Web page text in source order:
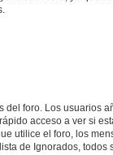
foro. Los usuarios
acceso a ver si
utilice el foro, los
de Ignorados, todos